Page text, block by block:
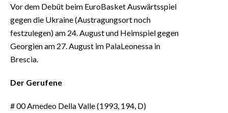
Vor dem Debüt beim EuroBasket Auswärtsspiel
gegen die Ukraine (Austragungsort noch
festzulegen) am 24. August und Heimspiel gegen
Georgien am 27. August im PalaLeonessa in
Brescia.
Der Gerufene
# 00 Amedeo Della Valle (1993, 194, D)